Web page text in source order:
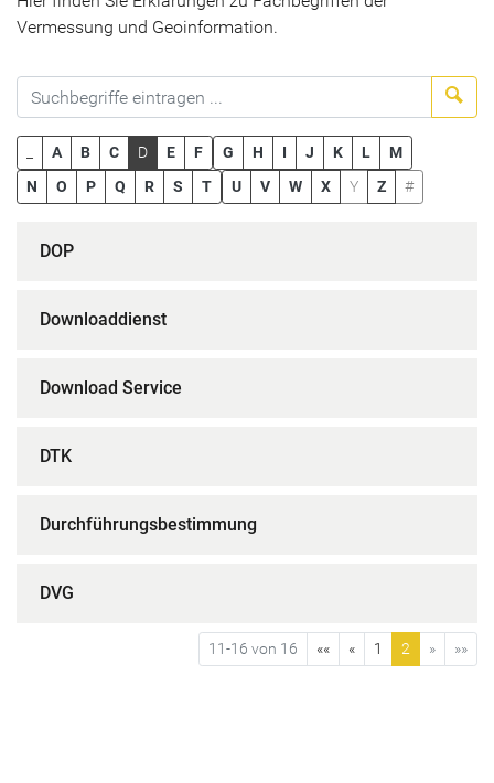
Vermessung und Geoinformation.
A B C D E F G H I J K L
M
N
O P Q R S T U V W X Y Z #
DOP
Downloaddienst
Download Service
DTK
Durchführungsbestimmung
DVG
11-16 von 16 «« « 1 2 » »»